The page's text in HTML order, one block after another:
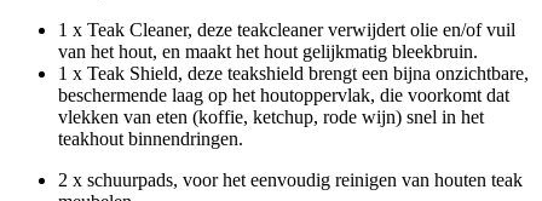
1 x Teak Cleaner, deze teakcleaner verwijdert olie en/of vuil
van het hout, en maakt het hout gelijkmatig bleekbruin.
1 x Teak Shield, deze teakshield brengt een bijna onzichtbare,
beschermende laag op het houtoppervlak, die voorkomt dat
vlekken van eten (koffie, ketchup, rode wijn) snel in het
teakhout binnendringen.
2 x schuurpads, voor het eenvoudig reinigen van houten teak